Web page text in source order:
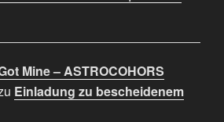
Mine – ASTROCOHORS
Einladung zu bescheidenem